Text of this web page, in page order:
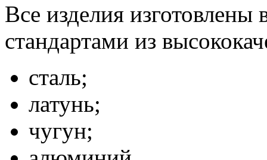
Все изделия
стандартами из
сталь;
латунь;
чугун;